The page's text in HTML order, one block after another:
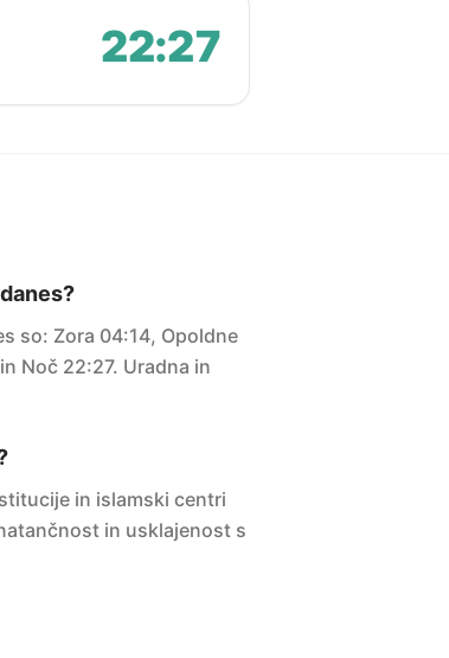
22:27
so: Zora 04:14, Opoldne
Noč 22:27. Uradna in
in islamski centri
in usklajenost s